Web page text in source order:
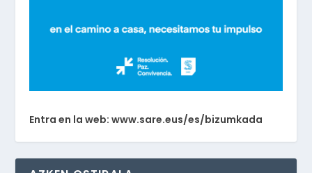
Entra en la web: www.sare.eus/es/bizumkada